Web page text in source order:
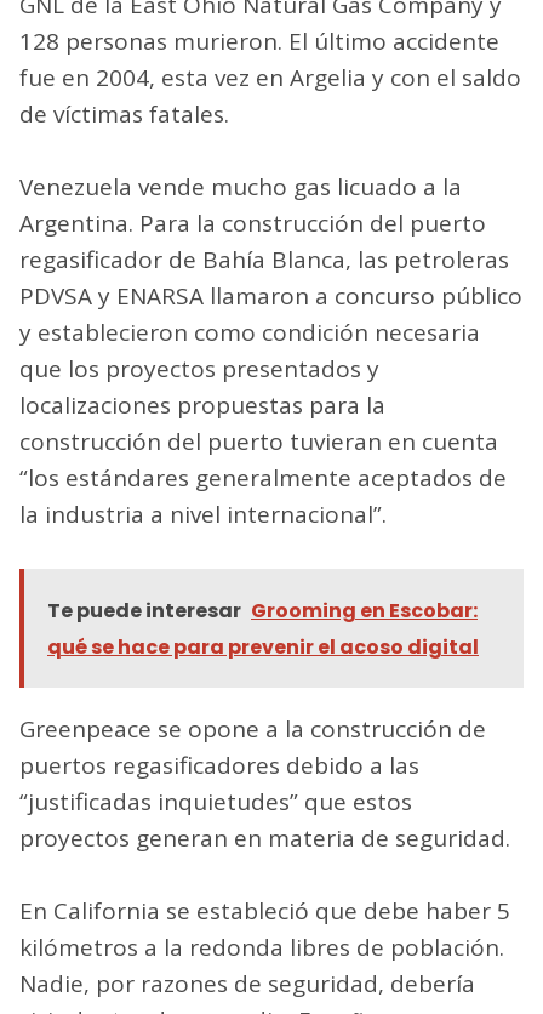
128 personas murieron. El último accidente
fue en 2004, esta vez en Argelia y con el saldo
de víctimas fatales.
Venezuela vende mucho gas licuado a la
Argentina. Para la construcción del puerto
regasificador de Bahía Blanca, las petroleras
PDVSA y ENARSA llamaron a concurso público
y establecieron como condición necesaria
que los proyectos presentados y
localizaciones propuestas para la
construcción del puerto tuvieran en cuenta
“los estándares generalmente aceptados de
la industria a nivel internacional”.
Te puede interesar Grooming en Escobar:
qué se hace para prevenir el acoso digital
Greenpeace se opone a la construcción de
puertos regasificadores debido a las
“justificadas inquietudes” que estos
proyectos generan en materia de seguridad.
En California se estableció que debe haber 5
kilómetros a la redonda libres de población.
Nadie, por razones de seguridad, debería